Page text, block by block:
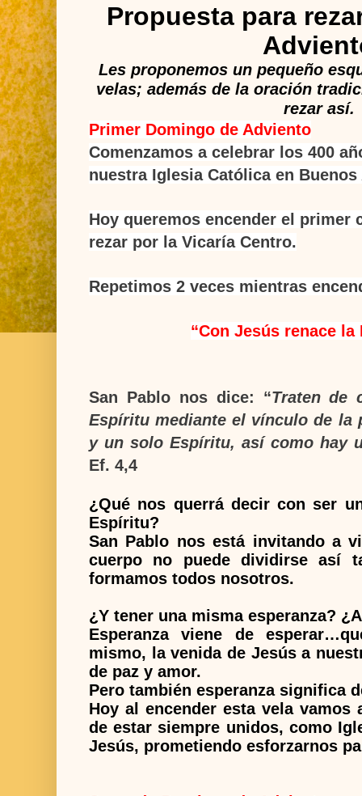
Propuesta para
Les proponemos un pequeño
velas; además de la oración
rezar así.
Primer Domingo de Adviento
Comenzamos a celebrar los 400
nuestra Iglesia Católica en Buenos
Hoy queremos encender el primer
rezar por la Vicaría Centro.
Repetimos 2 veces mientras
“Con Jesús renace la
San Pablo nos dice: “Traten de
Espíritu mediante el vínculo de la
y un solo Espíritu, así como hay
Ef. 4,4
¿Qué nos querrá decir con ser
Espíritu?
San Pablo nos está invitando a
cuerpo no puede dividirse así
formamos todos nosotros.
¿Y tener una misma esperanza?
Esperanza viene de
mismo, la venida de Jesús a
de paz y amor.
Pero también esperanza significa
Hoy al encender esta vela vamos
de estar siempre unidos, como
Jesús, prometiendo esforzarnos